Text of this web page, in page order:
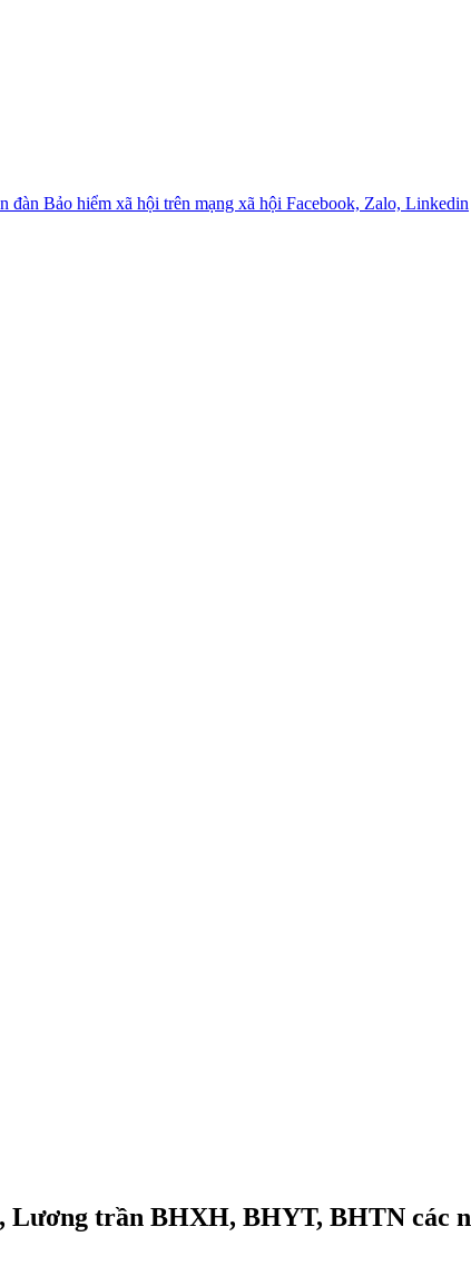
đàn Bảo hiểm xã hội trên mạng xã hội Facebook, Zalo, Linkedin
Lương trần BHXH, BHYT, BHTN các